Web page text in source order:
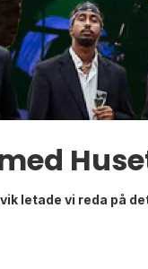
letade vi reda på